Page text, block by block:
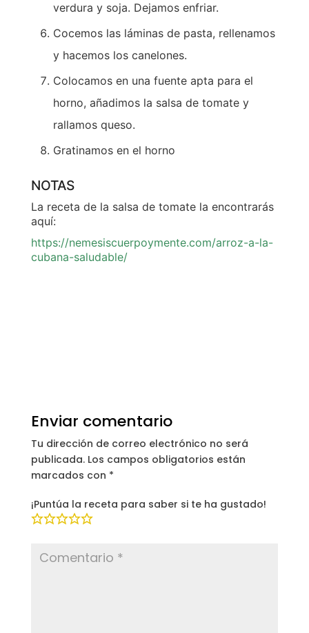
verdura y soja. Dejamos enfriar.
Cocemos las láminas de pasta, rellenamos
y hacemos los canelones.
Colocamos en una fuente apta para el
horno, añadimos la salsa de tomate y
rallamos queso.
Gratinamos en el horno
NOTAS
La receta de la salsa de tomate la encontrarás
aquí:
https://nemesiscuerpoymente.com/arroz-a-la-
cubana-saludable/
Enviar comentario
Tu dirección de correo electrónico no será
publicada. Los campos obligatorios están
marcados con *
¡Puntúa la receta para saber si te ha gustado!